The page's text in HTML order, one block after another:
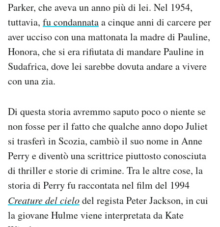
Parker, che aveva un anno più di lei. Nel 1954,
tuttavia, fu condannataa cinque anni di carcere per
aver ucciso con una mattonata la madre di Pauline,
Honora, che si era rifiutata di mandare Pauline in
Sudafrica, dove lei sarebbe dovuta andare a vivere
con una zia.
Di questa storia avremmo saputo poco o niente se
non fosse per il fatto che qualche anno dopo Juliet
si trasferì in Scozia, cambiò il suo nome in Anne
Perry e diventò una scrittrice piuttosto conosciuta
di thriller e storie di crimine. Tra le altre cose, la
storia di Perry fu raccontata nel film del 1994
Creature del cielodel regista Peter Jackson, in cui
la giovane Hulme viene interpretata da Kate